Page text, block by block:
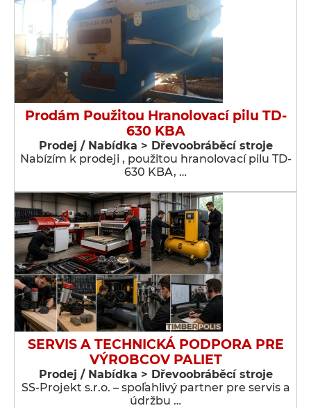
Prodám Použitou Hranolovací pilu TD-
630 KBA
Prodej / Nabídka > Dřevoobráběcí stroje
Nabízím k prodeji , použitou hranolovací pilu TD-
630 KBA, …
SERVIS A TECHNICKÁ PODPORA PRE
VÝROBCOV PALIET
Prodej / Nabídka > Dřevoobráběcí stroje
SS-Projekt s.r.o. – spoľahlivý partner pre servis a
údržbu …